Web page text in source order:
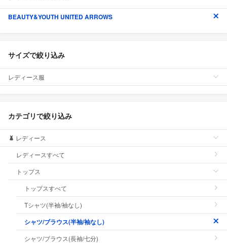
BEAUTY&YOUTH UNITED ARROWS
サイズで絞り込み
レディース服
カテゴリで絞り込み
レディース
レディースすべて
トップス
トップスすべて
Tシャツ(半袖/袖なし)
シャツ/ブラウス(半袖/袖なし)
シャツ/ブラウス(長袖/七分)